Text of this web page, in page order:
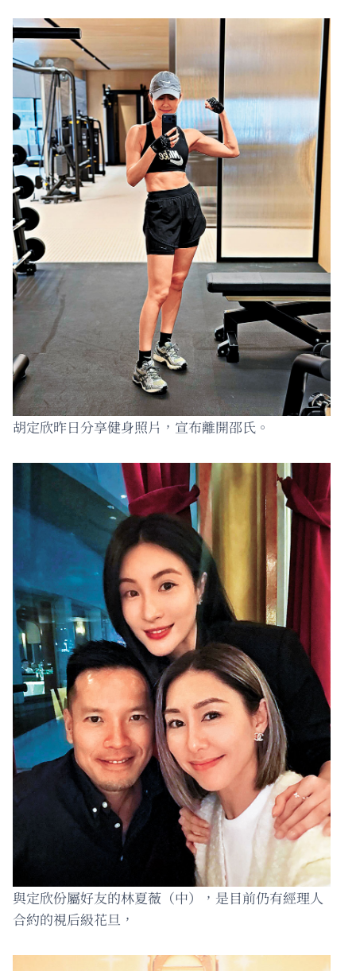
胡定欣昨日分享健身照片，宣布離開邵氏。
與定欣份屬好友的林夏薇（中），是目前仍有經理人
合約的視后級花旦，